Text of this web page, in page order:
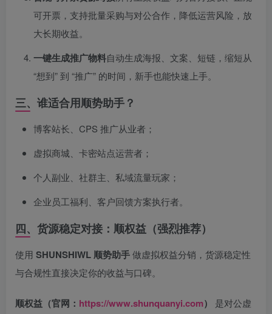
可开票，支持批量采购与对公合作，降低运营风险，放
大长期收益。
一键生成推广物料自动生成海报、文案、短链，缩短从
“想到” 到 “推广” 的时间，新手也能快速上手。
三、谁适合用顺势助手？
博客站长、CPS 推广从业者；
虚拟商城、卡密站点运营者；
个人副业、社群主、私域流量玩家；
企业员工福利、客户回馈方案执行者。
四、货源稳定对接：顺权益（强烈推荐）
使用 SHUNSHIWL 顺势助手做虚拟权益分销，货源稳定性
与合规性直接决定你的收益与口碑。
顺权益（官网： https://www.shunquanyi.com）
是对公虚